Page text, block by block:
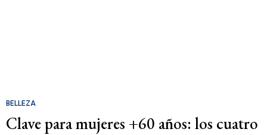
BELLEZA
Clave para mujeres +60 años: los cuatro